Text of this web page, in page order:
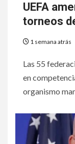
UEFA
torneos
1 semana atrás
Las 55
en
organismo